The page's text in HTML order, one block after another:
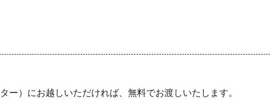
ー）にお越しいただければ、無料でお渡しいたします。